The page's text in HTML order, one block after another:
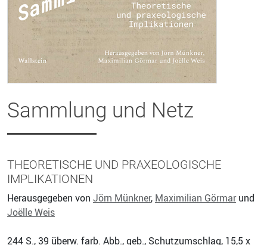
Sammlung und Netz
THEORETISCHE UND PRAXEOLOGISCHE
IMPLIKATIONEN
Herausgegeben von Jörn Münkner, Maximilian Görmarund
Joëlle Weis
244 S., 39 überw. farb. Abb., geb., Schutzumschlag, 15,5 x